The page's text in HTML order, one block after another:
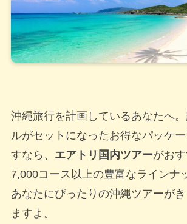
沖縄旅行を計画しているあなたへ
ルがセットになったお得なパッケ
すなら、 エアトリ国内ツアーがおす
7,000コース以上の豊富なラインナ
あなたにぴったりの沖縄ツアーが
ますよ。